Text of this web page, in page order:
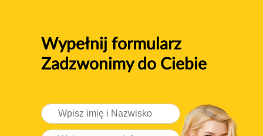
Wypełnij formularz
Zadzwonimy do Ciebie